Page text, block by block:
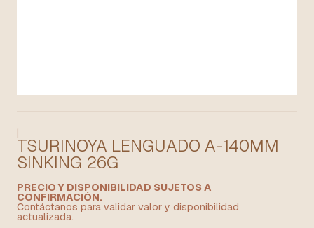
|
TSURINOYA LENGUADO A-140MM
SINKING 26G
PRECIO Y DISPONIBILIDAD SUJETOS A
CONFIRMACIÓN.
Contáctanos para validar valor y disponibilidad
actualizada.